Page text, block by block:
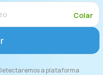
Colar
a plataforma